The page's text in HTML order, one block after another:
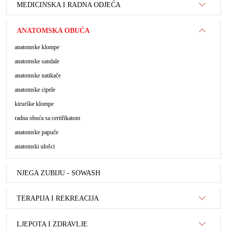
MEDICINSKA I RADNA ODJEĆA
ANATOMSKA OBUĆA
anatomske klompe
anatomske sandale
anatomske natikače
anatomske cipele
kirurške klompe
radna obuća sa certifikatom
anatomske papuče
anatomski ulošci
NJEGA ZUBIJU - SOWASH
TERAPIJA I REKREACIJA
LJEPOTA I ZDRAVLJE